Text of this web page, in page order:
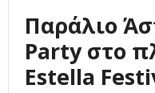
Παράλιο
Party στο
Estella